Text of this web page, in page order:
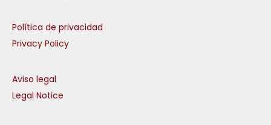
Política de privacidad
Privacy Policy
Aviso legal
Legal Notice